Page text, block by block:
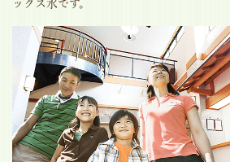
ックス水です。